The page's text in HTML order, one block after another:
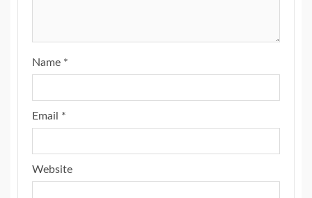
Name *
Email *
Website